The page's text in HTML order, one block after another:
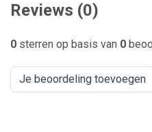
Reviews (0)
0 sterren op basis van 0
Je beoordeling toevoegen